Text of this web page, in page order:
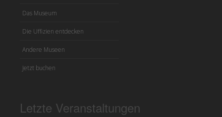
Das Museum
Die Uffizien entdecken
Andere Museen
Jetzt buchen
Letzte Veranstaltungen